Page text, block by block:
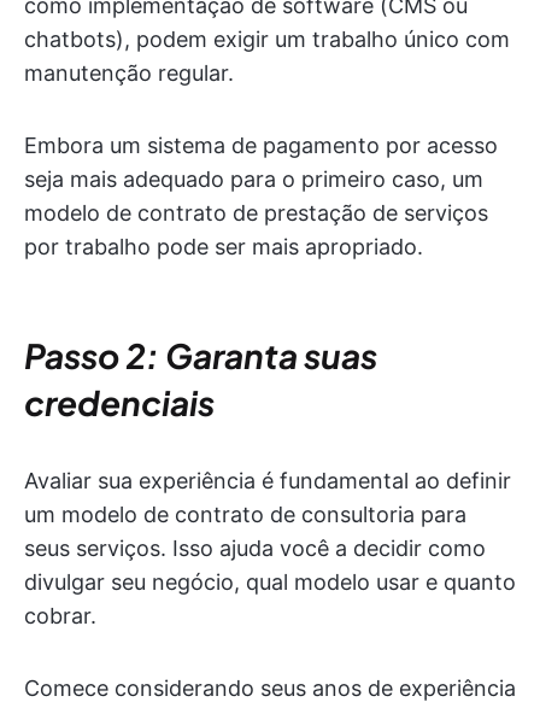
como implementação de software (CMS ou
chatbots), podem exigir um trabalho único com
manutenção regular.
Embora um sistema de pagamento por acesso
seja mais adequado para o primeiro caso, um
modelo de contrato de prestação de serviços
por trabalho pode ser mais apropriado.
Passo 2: Garanta suas
credenciais
Avaliar sua experiência é fundamental ao definir
um modelo de contrato de consultoria para
seus serviços. Isso ajuda você a decidir como
divulgar seu negócio, qual modelo usar e quanto
cobrar.
Comece considerando seus anos de experiência